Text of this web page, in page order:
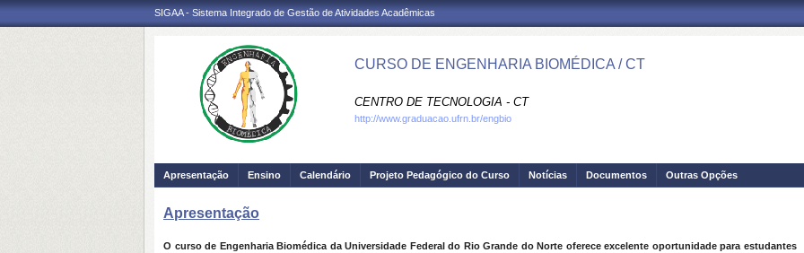
SIGAA - Sistema Integrado de Gestão de Atividades Acadêmicas
CURSO DE ENGENHARIA BIOMÉDICA / CT
CENTRO DE TECNOLOGIA - CT
http://www.graduacao.ufrn.br/engbio
Apresentação Ensino Calendário Projeto Pedagógico do Curso Notícias Documentos Outras Opções
Apresentação
O curso de Engenharia Biomédica da Universidade Federal do Rio Grande do Norte oferece excelente oportunidade para estudantes